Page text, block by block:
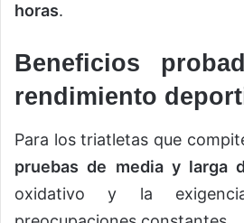
horas.
Beneficios
rendimiento
Para los triatletas que
pruebas de media y larga
oxidativo y la